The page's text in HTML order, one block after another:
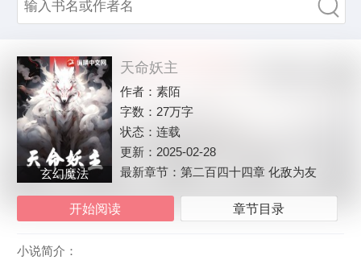
玄幻魔法
天命妖主
作者：素陌
字数： 27万字
状态：连载
更新： 2025-02-28
最新章节：第二百四十四章 化敌为友
开始阅读 章节目录
小说简介：